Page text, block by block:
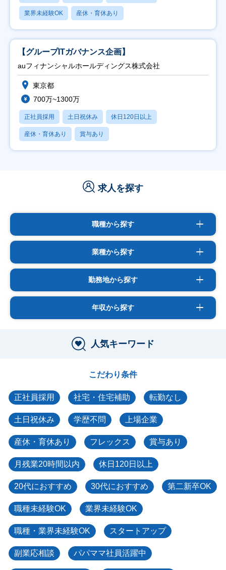
業界未経験OK 産休・育休あり
【グループITガバナンス企画】
auフィナンシャルホールディングス株式会社
東京都
700万~1300万
正社員採用 土日祝休み 休日120日以上
産休・育休あり 賞与あり
求人を探す
職種から探す
業種から探す
勤務地から探す
年収から探す
人気キーワード
こだわり条件
正社員採用 社宅・住宅補助 転勤なし
土日祝休み 学歴不問 上場企業
産休・育休あり フレックス 賞与あり
月残業20時間以内 休日120日以上
20代におすすめ 30代におすすめ 第二新卒OK
職種未経験OK 業界未経験OK
職種・業界未経験OK スタートアップ
副業応相談 パパママ社員活躍中